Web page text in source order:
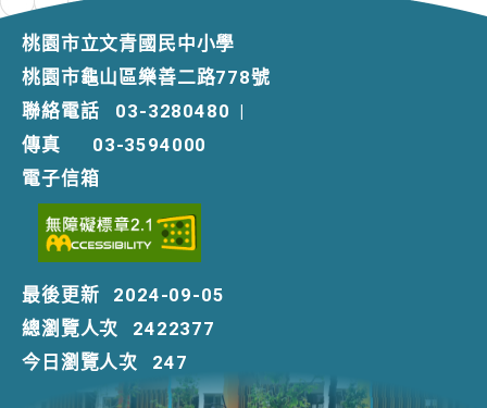
桃園市立文青國民中小學
桃園市龜山區樂善二路778號
聯絡電話
03-3280480 |
傳真
03-3594000
電子信箱
最後更新
2024-09-05
總瀏覽人次
2422377
今日瀏覽人次
247